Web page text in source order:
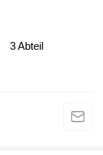
3 Abteil